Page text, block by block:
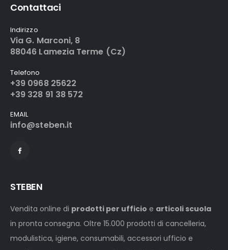
Contattaci
Indirizzo
Via G. Marconi, 8
88046 Lamezia Terme (Cz)
Telefono
+39 0968 25622
+39 328 91 38 572
EMAIL
info@steben.it
STEBEN
Vendita online di prodotti per ufficio e articoli scuola
in pronta consegna. Oltre 15.000 prodotti di cancelleria,
modulistica, igiene, consumabili, accessori ufficio e